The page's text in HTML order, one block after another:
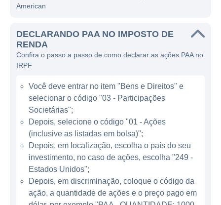
A atuação da Plains All American se
transporte, armazenamento e
comercialização de petróleo bruto e produtos
refinados, além de líquidos de gás natural. A
oleodutos e terminais, proporcionando
conexões essenciais entre produtores e
refinadores, além de atender as
necessidades de transporte de clientes em
diversas regiões. A infraestrutura da Plains é
projetada para facilitar a logística do
petróleo, minimizando custos e aumentando
a eficiência do setor.
American
DECLARANDO PAA NO IMPOSTO DE
RENDA
Confira o passo a passo de como declarar as ações PAA no
IRPF
Você deve entrar no item "Bens e Direitos" e
selecionar o código "03 - Participações
Societárias";
Depois, selecione o código "01 - Ações
(inclusive as listadas em bolsa)";
Depois, em localização, escolha o país do seu
investimento, no caso de ações, escolha "249 -
Estados Unidos";
Depois, em discriminação, coloque o código da
ação, a quantidade de ações e o preço pago em